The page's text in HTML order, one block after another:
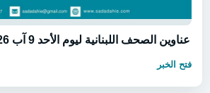
عناوين الصحف اللبنانية ليوم الأحد 9 آب 2026
فتح الخبر